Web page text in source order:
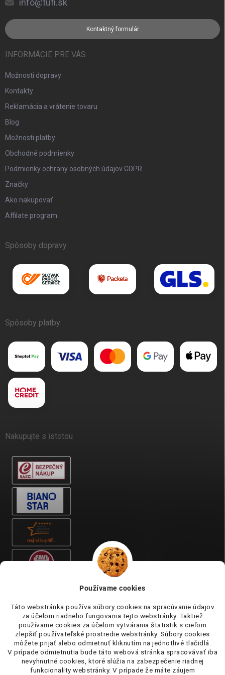
Používame cookies
Táto webstránka používa súbory cookies na spracúvanie údajov
za účelom riadneho fungovania tejto webstránky. Taktiež
používame cookies za účelom vytvárania štatistik s cieľom
zlepšiť používateľské prostredie webstránky. Súbory cookies
môžete prijať alebo odmietnuť kliknutím na jednotlivé tlačidlá.
V prípade odmietnutia bude táto webová stránka spracovávať iba
nevyhnutné cookies, ktoré slúžia na zabezpečenie riadnej
funkcionality webstránky. V prípade že máte záujem
Kontaktný formulár
INFORMÁCIE PRE VÁS
Možnosti dopravy
Kontakty
Reklamácia a vrátenie tovaru
Blog
Možnosti platby
Obchodné podmienky
Podmienky ochrany osobných údajov GDPR
Značky
Ako nakupovať
Affilate program
Spôsoby dopravy
Spôsoby platby
Nakupujte s istotou